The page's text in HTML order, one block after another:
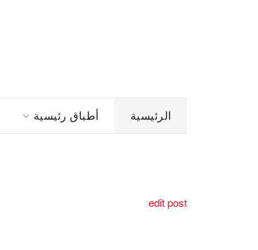
الرئيسية أطباق رئيسية
edit post